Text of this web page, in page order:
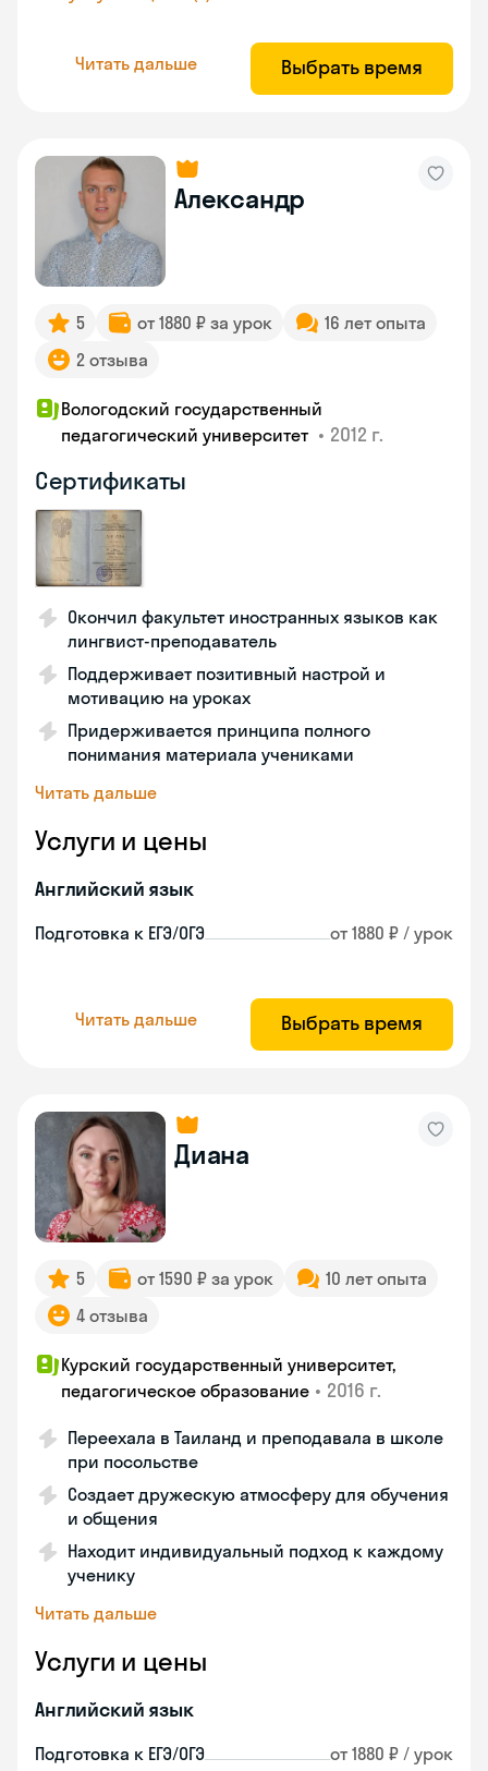
Читать дальше Выбрать время
Александр
5 от 1880 ₽ за урок
16 лет опыта
2 отзыва
Вологодский государственный
педагогический университет • 2012 г.
Сертификаты
Окончил факультет иностранных языков как
лингвист-преподаватель
Поддерживает позитивный настрой и
мотивацию на уроках
Придерживается принципа полного
понимания материала учениками
Читать дальше
Услуги и цены
Английский язык
Подготовка к ЕГЭ/ОГЭ от 1880 ₽ / урок
Читать дальше Выбрать время
Диана
5 от 1590 ₽ за урок
10 лет опыта
4 отзыва
Курский государственный университет,
педагогическое образование • 2016 г.
Переехала в Таиланд и преподавала в школе
при посольстве
Создает дружескую атмосферу для обучения
и общения
Находит индивидуальный подход к каждому
ученику
Читать дальше
Услуги и цены
Английский язык
Подготовка к ЕГЭ/ОГЭ от 1880 ₽ / урок